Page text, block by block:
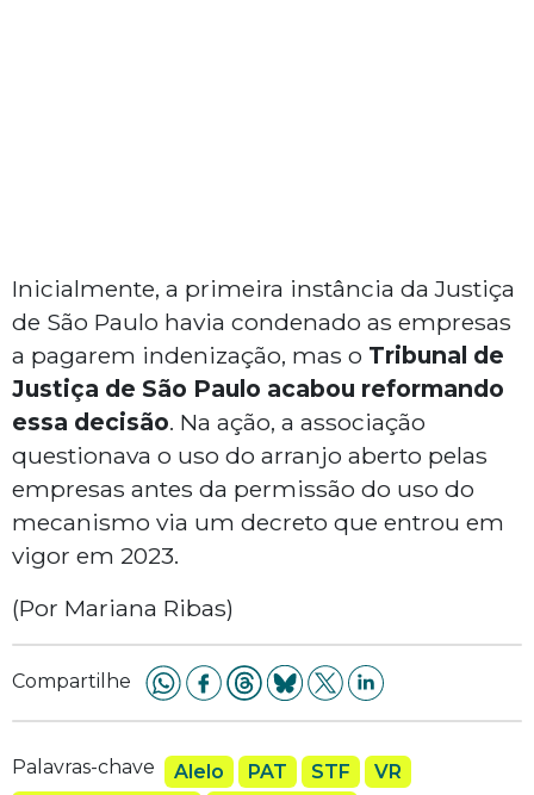
Inicialmente, a primeira instância da Justiça
de São Paulo havia condenado as empresas
a pagarem indenização, mas o Tribunal de
Justiça de São Paulo acabou reformando
essa decisão. Na ação, a associação
questionava o uso do arranjo aberto pelas
empresas antes da permissão do uso do
mecanismo via um decreto que entrou em
vigor em 2023.
(Por Mariana Ribas)
Compartilhe
Palavras-chave Alelo PAT STF
VR